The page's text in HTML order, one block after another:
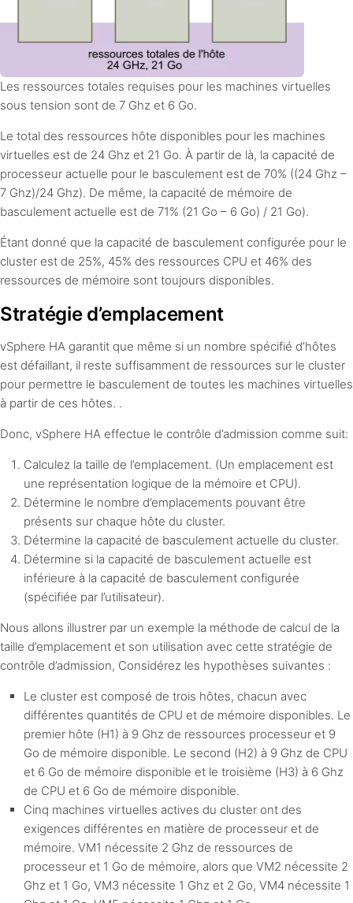
Les ressources totales requises pour les machines virtuelles
sous tension sont de 7 Ghz et 6 Go.
Le total des ressources hôte disponibles pour les machines
virtuelles est de 24 Ghz et 21 Go. À partir de là, la capacité de
processeur actuelle pour le basculement est de 70% ((24 Ghz –
7 Ghz)/24 Ghz). De même, la capacité de mémoire de
basculement actuelle est de 71% (21 Go – 6 Go) / 21 Go).
Étant donné que la capacité de basculement configurée pour le
cluster est de 25%, 45% des ressources CPU et 46% des
ressources de mémoire sont toujours disponibles.
Stratégie d’emplacement
vSphere HA garantit que même si un nombre spécifié d’hôtes
est défaillant, il reste suffisamment de ressources sur le cluster
pour permettre le basculement de toutes les machines virtuelles
à partir de ces hôtes. .
Donc, vSphere HA effectue le contrôle d’admission comme suit:
Calculez la taille de l’emplacement. (Un emplacement est
une représentation logique de la mémoire et CPU).
Détermine le nombre d’emplacements pouvant être
présents sur chaque hôte du cluster.
Détermine la capacité de basculement actuelle du cluster.
Détermine si la capacité de basculement actuelle est
inférieure à la capacité de basculement configurée
(spécifiée par l’utilisateur).
Nous allons illustrer par un exemple la méthode de calcul de la
taille d’emplacement et son utilisation avec cette stratégie de
contrôle d’admission, Considérez les hypothèses suivantes :
Le cluster est composé de trois hôtes, chacun avec
différentes quantités de CPU et de mémoire disponibles. Le
premier hôte (H1) à 9 Ghz de ressources processeur et 9
Go de mémoire disponible. Le second (H2) à 9 Ghz de CPU
et 6 Go de mémoire disponible et le troisième (H3) à 6 Ghz
de CPU et 6 Go de mémoire disponible.
Cinq machines virtuelles actives du cluster ont des
exigences différentes en matière de processeur et de
mémoire. VM1 nécessite 2 Ghz de ressources de
processeur et 1 Go de mémoire, alors que VM2 nécessite 2
Ghz et 1 Go, VM3 nécessite 1 Ghz et 2 Go, VM4 nécessite 1